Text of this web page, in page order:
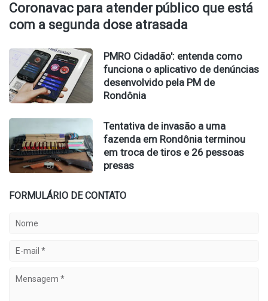
Coronavac para atender público que está
com a segunda dose atrasada
PMRO Cidadão': entenda como
funciona o aplicativo de denúncias
desenvolvido pela PM de
Rondônia
Tentativa de invasão a uma
fazenda em Rondônia terminou
em troca de tiros e 26 pessoas
presas
FORMULÁRIO DE CONTATO